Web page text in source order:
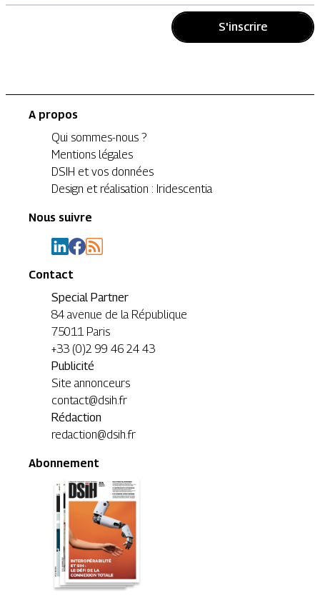
S'inscrire
A propos
Qui sommes-nous ?
Mentions légales
DSIH et vos données
Design et réalisation : Iridescentia
Nous suivre
Contact
Special Partner
84 avenue de la République
75011 Paris
+33 (0)2 99 46 24 43
Publicité
Site annonceurs
contact@dsih.fr
Rédaction
redaction@dsih.fr
Abonnement